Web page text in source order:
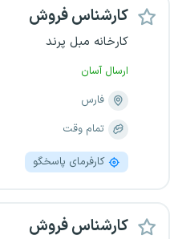
کارشناس فروش
کارخانه مبل پرند
ارسال آسان
فارس
تمام وقت
کارفرمای پاسخگو
کارشناس فروش